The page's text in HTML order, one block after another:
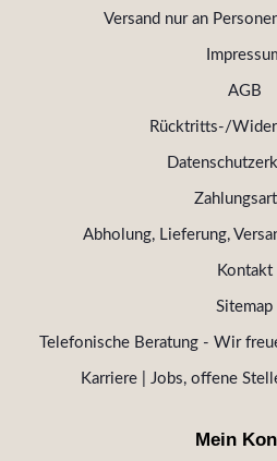
Versand nur an
AGB
Rücktritts-/
Abholung, Lieferung,
Kontakt
Sitemap
Telefonische Beratung - Wir
Karriere | Jobs, offene
Mein